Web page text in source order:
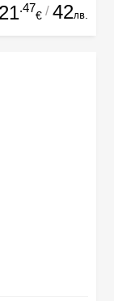
21.47
€ / 42лв.